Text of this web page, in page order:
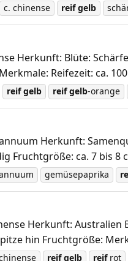
c. chinense reif gelb
Herkunft: Blüte:
Reifezeit: ca.
reif gelb reif gelb-orange
Herkunft:
ca. 7 bis 8
gemüsepaprika
Herkunft:
hin Fruchtgröße:
reif gelb reifrot